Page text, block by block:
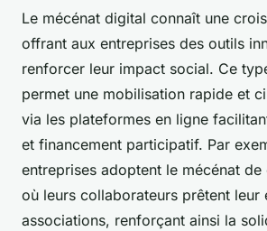
Le mécénat digital connaît une
offrant aux entreprises des outils
renforcer leur impact social. Ce
permet une mobilisation rapide et
via les plateformes en ligne
et financement participatif. Par
entreprises adoptent le mécénat de
où leurs collaborateurs prêtent leur
associations, renforçant ainsi la